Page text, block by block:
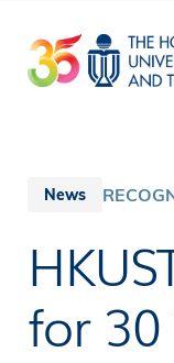
main
content
News
for 30